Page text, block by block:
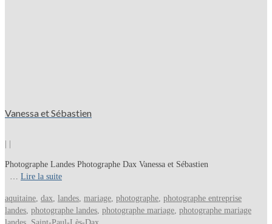
Vanessa et Sébastien
Photographe Landes Photographe Dax Vanessa et Sébastien
… Lire la suite
aquitaine, dax, landes, mariage, photographe, photographe entreprise
landes, photographe landes, photographe mariage, photographe mariage